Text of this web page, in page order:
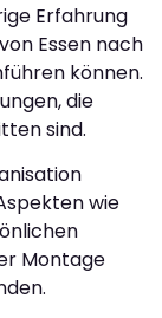
Erfahrung
Essen nach
können.
die
sind.
wie
Montage